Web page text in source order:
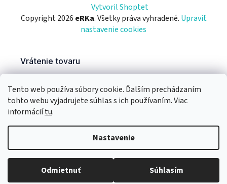
Tento web používa súbory cookie. Ďalším prechádzaním
tohto webu vyjadrujete súhlas s ich používaním. Viac
informáciítu.
Nastavenie
Odmietnuť Súhlasím
Vytvoril Shoptet
Copyright 2026 eRKa. Všetky práva vyhradené. Upraviť
nastavenie cookies